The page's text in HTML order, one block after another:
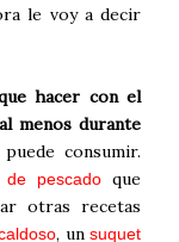
le voy a decir
hacer con el
menos durante
consumir.
pescado que
otras recetas
, unsuquet